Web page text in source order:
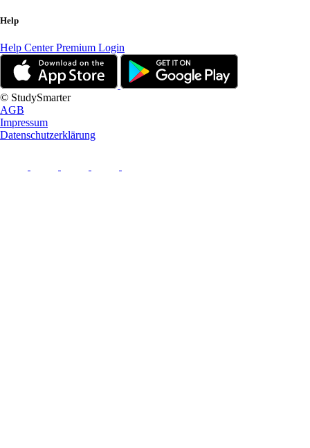
Help
Help CenterPremium Login
© StudySmarter
AGB
Impressum
Datenschutzerklärung